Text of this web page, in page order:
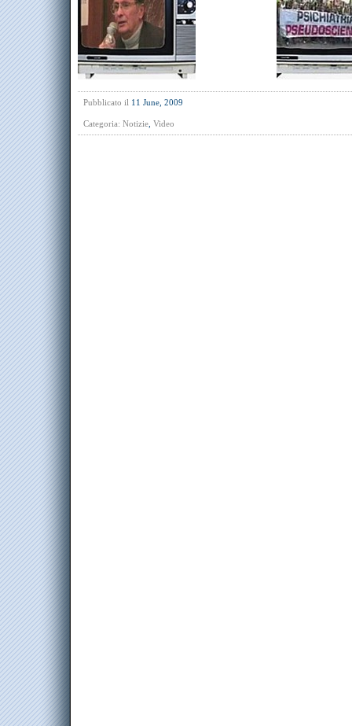
Pubblicato il 11 June, 2009
Categoria: Notizie Video